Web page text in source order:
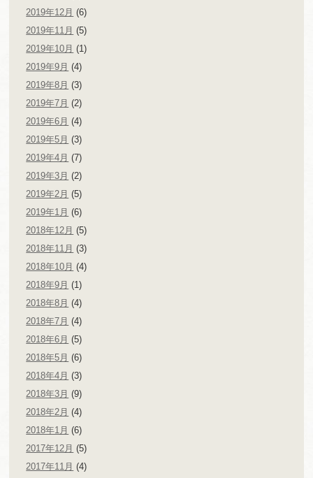
2019年12月 (6)
2019年11月 (5)
2019年10月 (1)
2019年9月 (4)
2019年8月 (3)
2019年7月 (2)
2019年6月 (4)
2019年5月 (3)
2019年4月 (7)
2019年3月 (2)
2019年2月 (5)
2019年1月 (6)
2018年12月 (5)
2018年11月 (3)
2018年10月 (4)
2018年9月 (1)
2018年8月 (4)
2018年7月 (4)
2018年6月 (5)
2018年5月 (6)
2018年4月 (3)
2018年3月 (9)
2018年2月 (4)
2018年1月 (6)
2017年12月 (5)
2017年11月 (4)